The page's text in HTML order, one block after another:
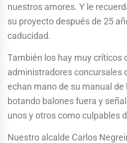
nuestros amores. Y le
su proyecto después de 25
caducidad.
También los hay muy críticos
administradores concursales
echan mano de su manual
botando balones fuera y
unos y otros como culpables
Nuestro alcalde Carlos